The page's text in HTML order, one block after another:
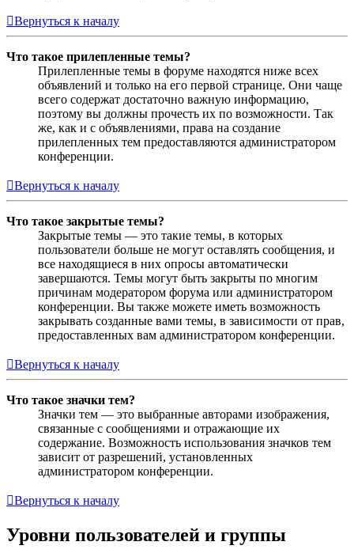
Вернуться к началу
Что такое прилепленные темы?
Прилепленные темы в форуме находятся ниже всех
объявлений и только на его первой странице. Они чаще
всего содержат достаточно важную информацию,
поэтому вы должны прочесть их по возможности. Так
же, как и с объявлениями, права на создание
прилепленных тем предоставляются администратором
конференции.
Вернуться к началу
Что такое закрытые темы?
Закрытые темы — это такие темы, в которых
пользователи больше не могут оставлять сообщения, и
все находящиеся в них опросы автоматически
завершаются. Темы могут быть закрыты по многим
причинам модератором форума или администратором
конференции. Вы также можете иметь возможность
закрывать созданные вами темы, в зависимости от прав,
предоставленных вам администратором конференции.
Вернуться к началу
Что такое значки тем?
Значки тем — это выбранные авторами изображения,
связанные с сообщениями и отражающие их
содержание. Возможность использования значков тем
зависит от разрешений, установленных
администратором конференции.
Вернуться к началу
Уровни пользователей и группы